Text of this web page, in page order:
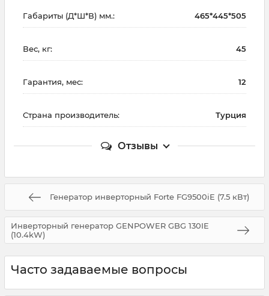
Габариты (Д*Ш*В) мм.: 465*445*505
Вес, кг: 45
Гарантия, мес: 12
Страна производитель: Турция
Отзывы
Генератор инверторный Forte FG9500iE (7.5 кВт)
Инверторный генератор GENPOWER GBG 130IE
(10.4kW)
Часто задаваемые вопросы